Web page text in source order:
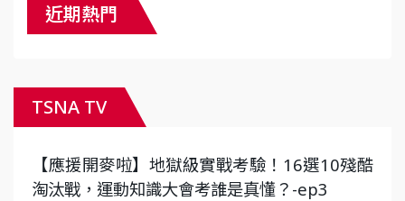
近期熱門
TSNA TV
【應援開麥啦】地獄級實戰考驗！16選10殘酷
淘汰戰，運動知識大會考誰是真懂？-ep3